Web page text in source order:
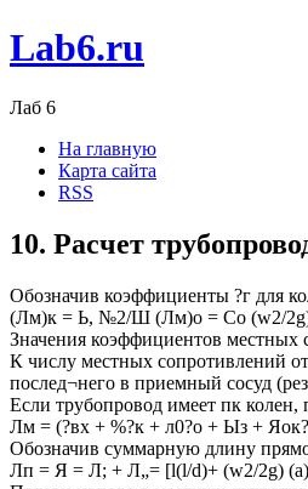
Lab6.ru
Лаб 6
На главную
Карта сайта
RSS
10. Расчет
Обозначив коэффициенты ?г для
(Лм)к = Ь, №2/Ш (Лм)о = Со (w2/2g);
Значения коэффициентов местных
К числу местных сопротивлений
послед¬него в приемный сосуд
Если трубопровод имеет пк колен,
Лм = (?вх + %?к + л0?о + Ыз +
Обозначив суммарную длину
Лп = Я = Л; + Л„= [l(l/d)+ (w2/2g) (а)